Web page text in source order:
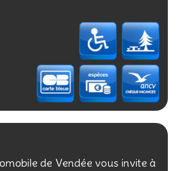
de Vendée vous invite à